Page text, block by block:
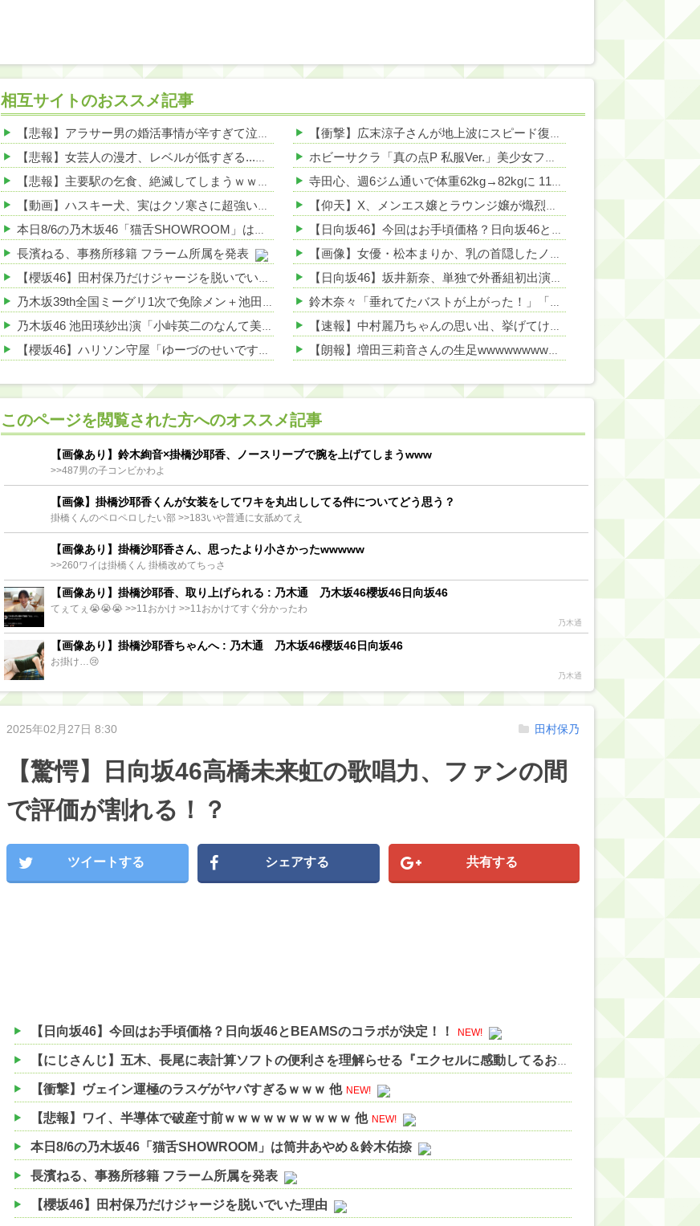
相互サイトのおススメ記事
【悲報】アラサー男の婚活事情が辛すぎて泣けてくるwwwwwww 他 NEW!
【悲報】女芸人の漫才、レベルが低すぎる...その理由がこれwww 他 NEW!
【悲報】主要駅の乞食、絶滅してしまうｗｗｗｗその理由がこれｗｗｗｗ 他 NEW!
【動画】ハスキー犬、実はクソ寒さに超強い！その理由がこれwwwwww 他 NEW!
本日8/6の乃木坂46「猫舌SHOWROOM」は筒井あやめ＆鈴木佑捺
長濱ねる、事務所移籍 フラーム所属を発表
【櫻坂46】田村保乃だけジャージを脱いでいた理由
乃木坂39th全国ミーグリ1次で免除メン＋池田・一ノ瀬・井上・川﨑・菅原・中西が全完売
乃木坂46 池田瑛紗出演「小峠英二のなんて美だ！」テーマ：徳川家康【2025.8.5 24:00〜 TOKYO MX】
【櫻坂46】ハリソン守屋「ゆーづのせいです」【ラヴィット!】
【日向坂46】この月、何かあるのか！？『お願いバッハ！』ミーグリ日程がこちら
Powered by livedoor 相互RSS
【衝撃】広末涼子さんが地上波にスピード復帰できる理由←コレ、誰にも分からない模様w w w w w w w w
ホビーサクラ「真の点P 私服Ver.」美少女フィギュア【予約開始】
寺田心、週6ジム通いで体重62kg→82kgに 110kgのベンチプレス持ち上げる姿披露
【仰天】X、メンエス嬢とラウンジ嬢が熾烈な女の争いを繰り広げ対戦型になってしまうw w w w w w w w
【日向坂46】今回はお手頃価格？日向坂46とBEAMSのコラボが決定！！
【画像】女優・松本まりか、乳の首隠したノーブラ乳がHすぎる
【日向坂46】坂井新奈、単独で外番組初出演ｷﾀ━(ﾟ∀ﾟ)━!!!!
鈴木奈々「垂れてたバストが上がった！」「今が一番バスト大きい！」 下着姿を公開、豊満な美バストを披露 （画像あり）
【速報】中村麗乃ちゃんの思い出、挙げてけwwwwwwwwwww
【朗報】増田三莉音さんの生足wwwwwwwwwwww
乃木坂46『オリコン上半期SG1位獲得!!』←もうこれ今が全盛期だろwwwwww
Powered by livedoor 相互RSS
このページを閲覧された方へのオススメ記事
【画像あり】鈴木絢音×掛橋沙耶香、ノースリーブで腕を上げてしまうwww
>>487男の子コンビかわよ
【画像】掛橋沙耶香くんが女装をしてワキを丸出ししてる件についてどう思う？
掛橋くんのペロペロしたい部 >>183いや普通に女舐めてえ
【画像あり】掛橋沙耶香さん、思ったより小さかったwwwww
>>260ワイは掛橋くん 掛橋改めてちっさ
【画像あり】掛橋沙耶香、取り上げられる : 乃木通 乃木坂46櫻坂46日向坂46
てぇてぇ😭😭😭 >>11おかけ >>11おかけてすぐ分かったわ
乃木通
【画像あり】掛橋沙耶香ちゃんへ : 乃木通 乃木坂46櫻坂46日向坂46
お掛け…😢
乃木通
2025年02月27日 8:30
【驚愕】日向坂46高橋未来虹の歌唱力、ファンの間
で評価が割れる！？
田村保乃
ツイートする シェアする 共有する
【日向坂46】今回はお手頃価格？日向坂46とBEAMSのコラボが決定！！ NEW!
【にじさんじ】五木、長尾に表計算ソフトの便利さを理解らせる『エクセルに感動してるおじさん見てなんか感動する』 他
【衝撃】ヴェイン運極のラスゲがヤバすぎるｗｗｗ 他 NEW!
【悲報】ワイ、半導体で破産寸前ｗｗｗｗｗｗｗｗｗｗ 他 NEW!
本日8/6の乃木坂46「猫舌SHOWROOM」は筒井あやめ＆鈴木佑捺
長濱ねる、事務所移籍 フラーム所属を発表
【櫻坂46】田村保乃だけジャージを脱いでいた理由